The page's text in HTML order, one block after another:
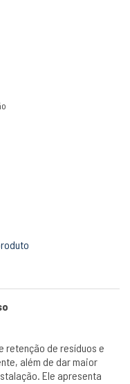
retenção de resíduos e
além de dar maior
Ele apresenta